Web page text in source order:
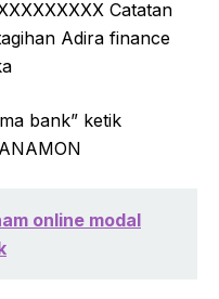
Catatan
Adira finance
bank” ketik
online modal